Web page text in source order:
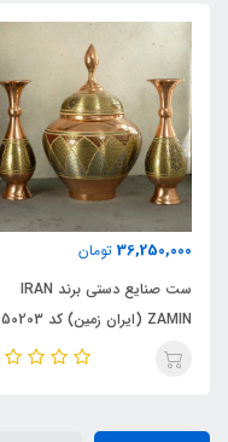
36,250,000 تومان
ست صنایع دستی برند IRAN
ZAMIN (ایران زمین) کد 50203